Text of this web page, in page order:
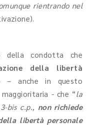
rientrando nel
della condotta che
della libertà
anche in questo
- che “la
bis c.p., non richiede
libertà personale